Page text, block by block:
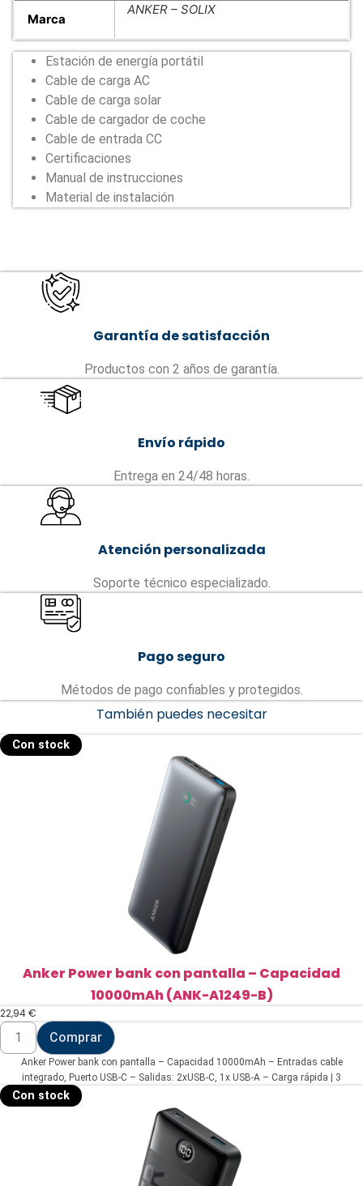
Marca
ANKER – SOLIX
Estación de energía portátil
Cable de carga AC
Cable de carga solar
Cable de cargador de coche
Cable de entrada CC
Certificaciones
Manual de instrucciones
Material de instalación
Garantía de satisfacción
Productos con 2 años de garantía.
Envío rápido
Entrega en 24/48 horas.
Atención personalizada
Soporte técnico especializado.
Pago seguro
Métodos de pago confiables y protegidos.
También puedes necesitar
Con stock
Anker Power bank con pantalla – Capacidad
10000mAh (ANK-A1249-B)
22,94€
Anker
Power
bank
pantalla
-
Capacidad
Comprar
Anker Power bank con pantalla – Capacidad 10000mAh – Entradas cable
integrado, Puerto USB-C – Salidas: 2xUSB-C, 1x USB-A – Carga rápida | 3
Con stock